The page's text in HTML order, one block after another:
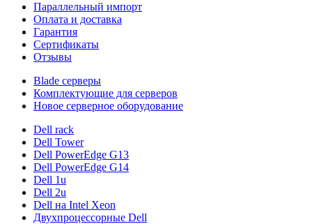
Параллельный импорт
Оплата и доставка
Гарантия
Сертификаты
Отзывы
Blade серверы
Комплектующие для серверов
Новое серверное оборудование
Dell rack
Dell Tower
Dell PowerEdge G13
Dell PowerEdge G14
Dell 1u
Dell 2u
Dell на Intel Xeon
Двухпроцессорные Dell